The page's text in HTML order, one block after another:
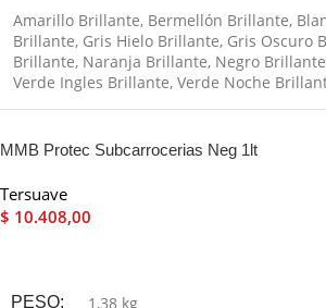
Amarillo Brillante, Bermellón Brillante,
Brillante, Gris Hielo Brillante, Gris Oscuro
Brillante, Naranja Brillante, Negro Brillante
Verde Ingles Brillante, Verde Noche
MMB Protec Subcarrocerias Neg 1lt
Tersuave
$ 10.408,00
PESO 1,38 kg